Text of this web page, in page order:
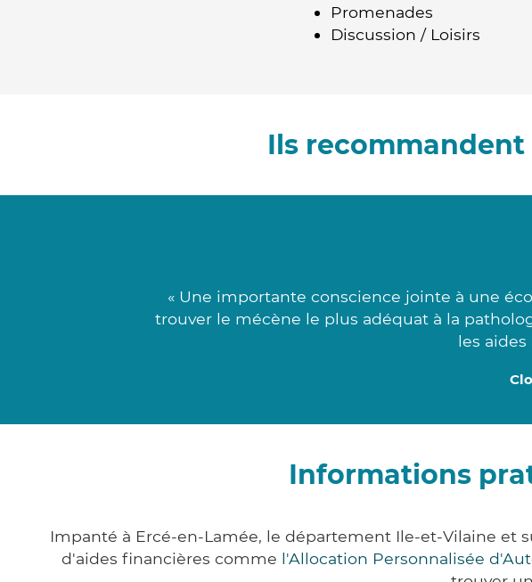
Promenades
Discussion / Loisirs
Ils recommandent
« Une importante conscience jointe à une
trouver le mécène le plus adéquat à la
les
Informations
Impanté à Ercé-en-Lamée, le département Ile-et-Vilaine et
d'aides financières comme l'Allocation Personnalisée